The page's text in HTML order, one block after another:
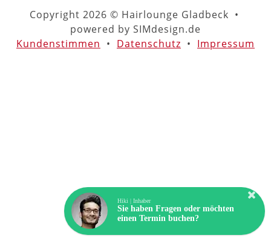
Copyright 2026 © Hairlounge Gladbeck •
powered by SIMdesign.de
Kundenstimmen • Datenschutz • Impressum
Hiki | Inhaber
Sie haben Fragen oder möchten
einen Termin buchen?